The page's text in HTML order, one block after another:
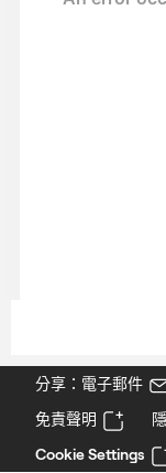
分享：電子郵件
免責聲明
Cookie Settings